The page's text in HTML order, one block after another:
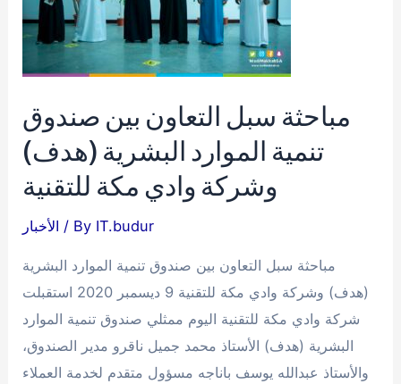
مباحثة سبل التعاون بين صندوق
تنمية الموارد البشرية (هدف)
وشركة وادي مكة للتقنية
الأخبار / By IT.budur
مباحثة سبل التعاون بين صندوق تنمية الموارد البشرية
(هدف) وشركة وادي مكة للتقنية 9 ديسمبر 2020 استقبلت
شركة وادي مكة للتقنية اليوم ممثلي صندوق تنمية الموارد
البشرية (هدف) الأستاذ محمد جميل ناقرو مدير الصندوق،
والأستاذ عبدالله يوسف باناجه مسؤول متقدم لخدمة العملاء